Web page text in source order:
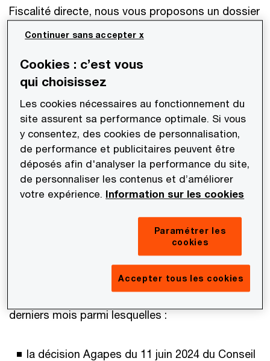
Fiscalité directe, nous vous proposons un dossier
riche et varié, couvrant les dernières actualités
Dans la rubriqueZoom
évolutions du réseau conventionnel français sur
l'année 2024, un article sur les nouveautés du
montant B du Pilier 1, offrant un aperçu des
dernières évolutions et de leur impact sur les prix
de transfert des filiales de distribution, ainsi
qu'une intéressante analyse de jurisprudence sur
Ces Décisions Vous
, vous découvrirez le regard de nos
experts sur quelques décisions marquantes des
derniers mois parmi lesquelles :
la décision Agapes du 11 juin 2024 du Conseil
Cookies : c’est vous
qui choisissez
Les cookies nécessaires au fonctionnement du
site assurent sa performance optimale. Si vous
y consentez, des cookies de personnalisation,
de performance et publicitaires peuvent être
déposés afin d'analyser la performance du site,
de personnaliser les contenus et d’améliorer
votre expérience. Information sur les cookies
Paramétrer les
cookies
Accepter tous les cookies
Continuer sans accepter x